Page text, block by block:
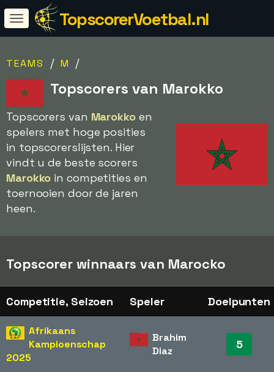
TopscorerVoetbal.nl
TEAMS / M /
Topscorers van Marokko
Topscorers van Marokkoen
spelers met hoge posities
in topscorerslijsten. Hier
vindt u de beste scorers
Marokko in competities en
toernooien door de jaren
heen.
Topscorer winnaars van Marocko
Competitie, Seizoen Speler Doelpunten
Afrikaans
Kampioenschap
2025
Brahim
Diaz
5